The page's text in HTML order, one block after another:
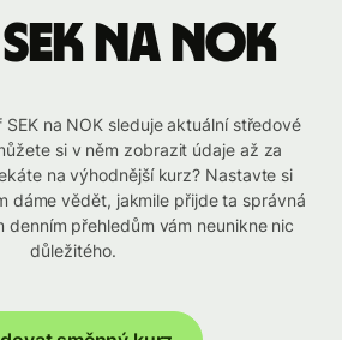
na NOK
na NOK sleduje aktuální středové
si v něm zobrazit údaje až za
na výhodnější kurz? Nastavte si
dáme vědět, jakmile přijde ta správná
denním přehledům vám neunikne nic
důležitého.